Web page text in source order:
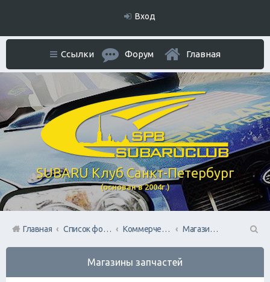
Вход
SUBARU Клуб Санкт-Петербург
(основан в 2004г.)
Ссылки Форум Главная
Главная Список форумов Коммерческий Отдел. Официальное расположение платной РЕКЛАМЫ.
Магазины запчастей
П
Магазины запчастей